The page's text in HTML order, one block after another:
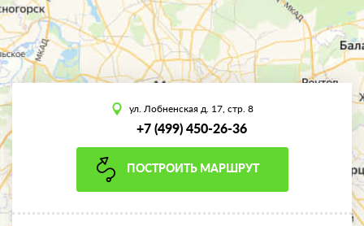
ул. Лобненская д. 17, стр. 8
+7 (499) 450-26-36
ПОСТРОИТЬ МАРШРУТ